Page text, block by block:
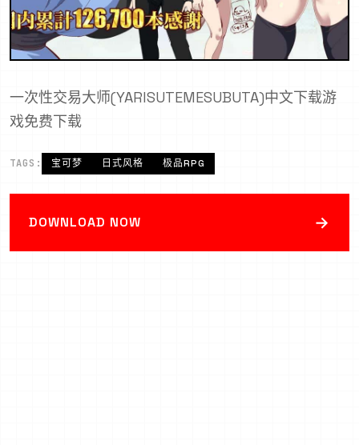
一次性交易大师(YARISUTEMESUBUTA)中文下载游
戏免费下载
TAGS: 宝可梦 日式风格 极品RPG
DOWNLOAD NOW →